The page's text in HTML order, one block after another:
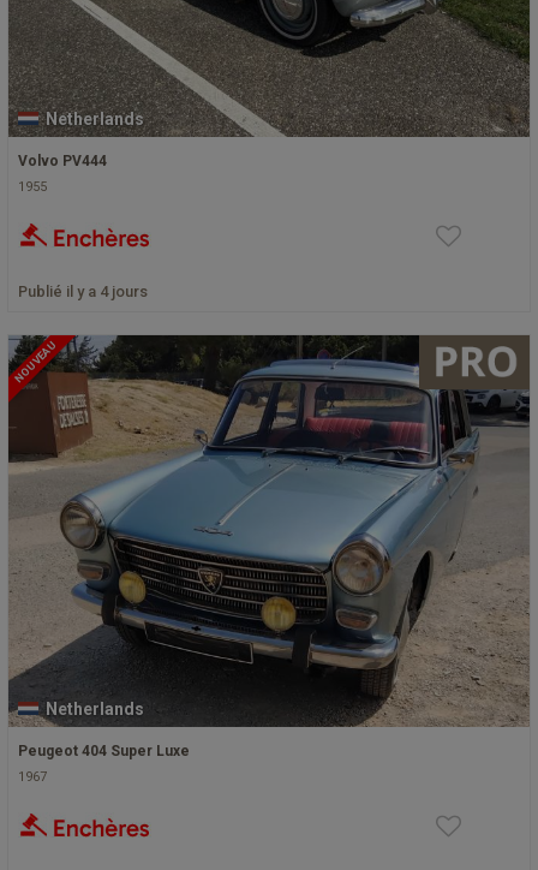
Netherlands
Volvo PV444
1955
Publié il y a 4 jours
NOUVEAU
Netherlands
Peugeot 404 Super Luxe
1967